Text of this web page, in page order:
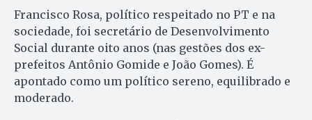
Francisco Rosa, político respeitado no PT e na
sociedade, foi secretário de Desenvolvimento
Social durante oito anos (nas gestões dos ex-
prefeitos Antônio Gomide e João Gomes). É
apontado como um político sereno, equilibrado e
moderado.